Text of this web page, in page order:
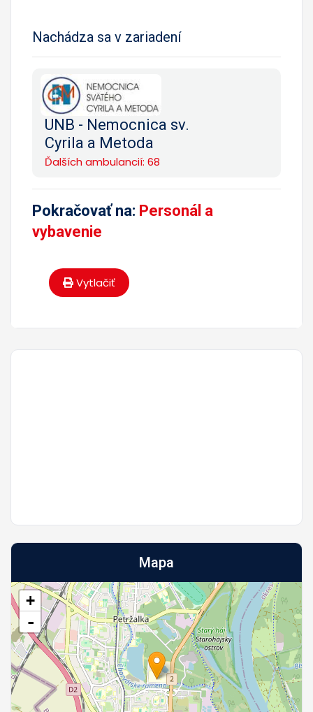
Nachádza sa v zariadení
UNB - Nemocnica sv.
Cyrila a Metoda
Ďalších ambulancií: 68
Pokračovať na: Personál a
vybavenie
Vytlačiť
Mapa
+
-